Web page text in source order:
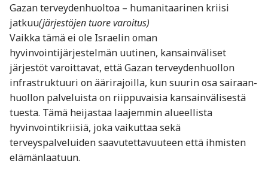
Gazan terveydenhuoltoa – humanitaarinen kriisi
jatkuu(järjestöjen tuore varoitus)
Vaikka tämä ei ole Israelin oman
hyvinvointijärjestelmän uutinen, kansainväliset
järjestöt varoittavat, että Gazan terveydenhuollon
infrastruktuuri on äärirajoilla, kun suurin osa sairaan­­
huollon palveluista on riippuvaisia kansainvälisestä
tuesta. Tämä heijastaa laajemmin alueellista
hyvinvointikriisiä, joka vaikuttaa sekä
terveyspalveluiden saavutettavuuteen että ihmisten
elämänlaatuun.